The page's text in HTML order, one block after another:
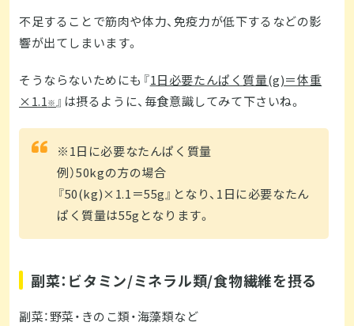
不足することで筋肉や体力、免疫力が低下するなどの影
響が出てしまいます。
そうならないためにも『1日必要たんぱく質量(g)＝体重
×1.1※』は摂るように、毎食意識してみて下さいね。
※1日に必要なたんぱく質量
例）50kgの方の場合
『50(kg)×1.1＝55g』となり、1日に必要なたん
ぱく質量は55gとなります。
副菜：ビタミン/ミネラル類/食物繊維を摂る
副菜：野菜・きのこ類・海藻類など